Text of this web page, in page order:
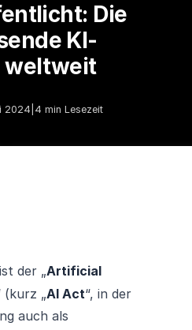
Die
KI-
weltweit
2024 4 min Lesezeit
der „Artificial
(kurz „AI Act“, in der
auch als